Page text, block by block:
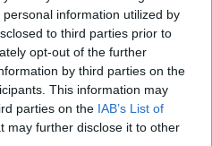
information utilized by
to third parties prior to
opt-out of the further
by third parties on the
This information may
parties on the IAB’s List of
may further disclose it to other